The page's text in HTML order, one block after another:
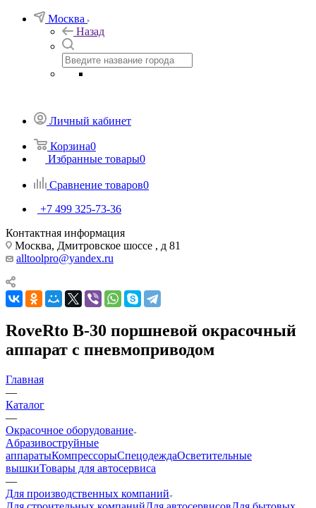
Москва
Назад
Личный кабинет
Корзина0
Избранные товары0
Сравнение товаров0
+7 499 325-73-36
Контактная информация
Москва, Дмитровское шоссе , д 81
alltoolpro@yandex.ru
RoveRto B-30 поршневой окрасочный
аппарат с пневмоприводом
Главная
—
Каталог
—
Окрасочное оборудование
Aбразивоструйные
аппаратыКомпрессорыСпецодеждаОсветительные
вышкиТовары для автосервиса
—
Для производственных компаний